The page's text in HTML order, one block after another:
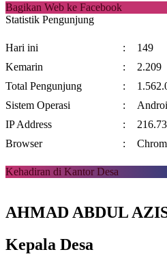
Bagikan Web ke Facebook
Statistik Pengunjung
Hari ini :
149
Kemarin
:
2.209
Total Pengunjung
:
Sistem Operasi
:
IP Address
:
Browser
:
Kehadiran di Kantor Desa
AHMAD ABDUL
Kepala Desa